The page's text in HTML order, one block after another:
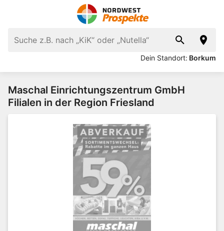
Dein Standort: Borkum
Maschal Einrichtungszentrum GmbH
Filialen in der Region Friesland